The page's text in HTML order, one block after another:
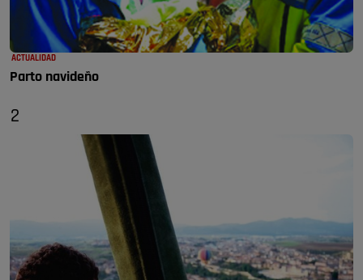
ACTUALIDAD
Parto navideño
2